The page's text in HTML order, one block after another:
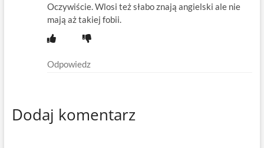
Oczywiście. Wlosi też słabo znają angielski ale nie
mają aż takiej fobii.
Odpowiedz
Dodaj komentarz